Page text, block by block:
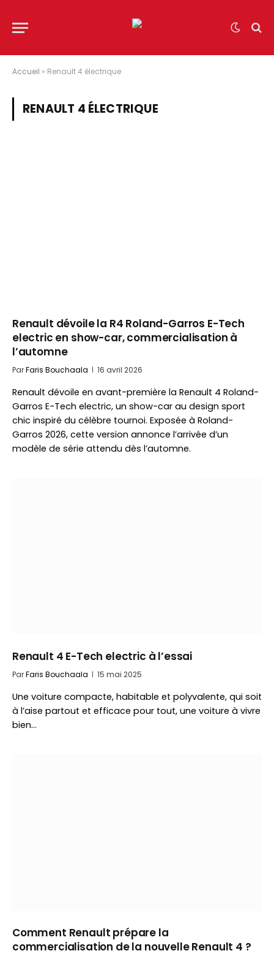
Accueil » Renault 4 électrique
RENAULT 4 ÉLECTRIQUE
Renault dévoile la R4 Roland-Garros E-Tech
electric en show-car, commercialisation à
l’automne
ParFaris Bouchaala 16 avril 2026
Renault dévoile en avant-première la Renault 4 Roland-
Garros E-Tech electric, un show-car au design sport
chic inspiré du célèbre tournoi. Exposée à Roland-
Garros 2026, cette version annonce l’arrivée d’un
modèle de série attendu dès l’automne.
Renault 4 E-Tech electric à l’essai
ParFaris Bouchaala 15 mai 2025
Une voiture compacte, habitable et polyvalente, qui soit
à l’aise partout et efficace pour tout, une voiture à vivre
bien…
Comment Renault prépare la
commercialisation de la nouvelle Renault 4 ?